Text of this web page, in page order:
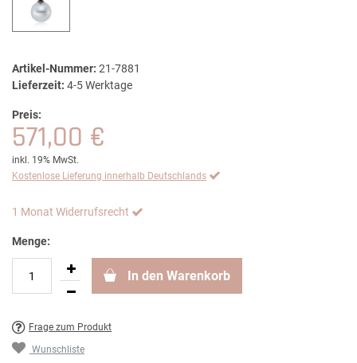
Artikel-Nummer: 21-7881
Lieferzeit: 4-5 Werktage
Preis:
571,00 €
inkl. 19% MwSt.
Kostenlose Lieferung innerhalb Deutschlands
1 Monat Widerrufsrecht
Menge:
In den Warenkorb
Frage zum Produkt
Wunschliste